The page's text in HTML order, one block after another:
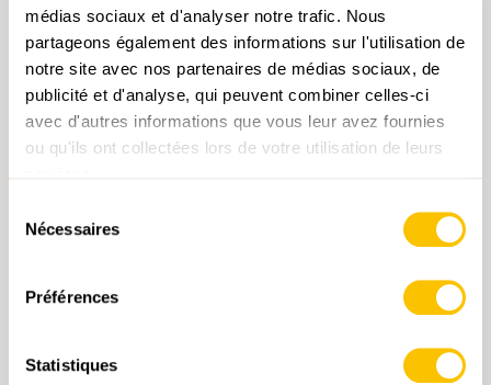
médias sociaux et d'analyser notre trafic. Nous
partageons également des informations sur l'utilisation de
notre site avec nos partenaires de médias sociaux, de
publicité et d'analyse, qui peuvent combiner celles-ci
avec d'autres informations que vous leur avez fournies
ou qu'ils ont collectées lors de votre utilisation de leurs
Nécessaires
Préférences
Statistiques
CHF 14.-